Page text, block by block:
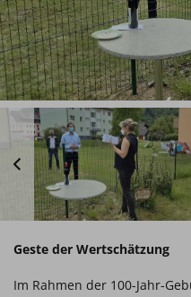
Geste der Wertschätzung
Im Rahmen der 100-Jahr-